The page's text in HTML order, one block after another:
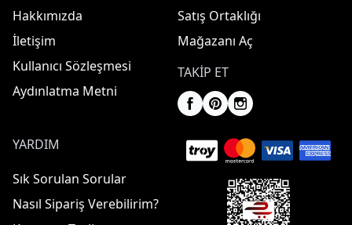
Hakkımızda
İletişim
Kullanıcı Sözleşmesi
Aydınlatma Metni
Satış Ortaklığı
Mağazanı Aç
TAKIP ET
YARDIM
Sık Sorulan Sorular
Nasıl Sipariş Verebilirim?